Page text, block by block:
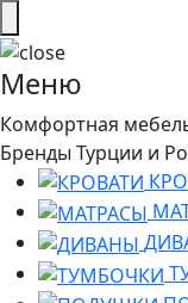
Меню
Комфортная
Бренды Турции и